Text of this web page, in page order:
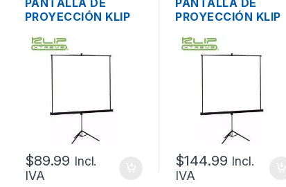
PANTALLA DE
PROYECCIÓN KLIP
CON TRIPODE
MANUAL PLEGABLE
145 X 100CM (72
PULGADAS)
$89.99 Incl.
IVA
PANTALLA DE
PROYECCIÓN KLIP
CON TRIPODE
MANUAL PLEGABLE
172 X 130CM (86
PULGADAS)
$144.99 Incl.
IVA